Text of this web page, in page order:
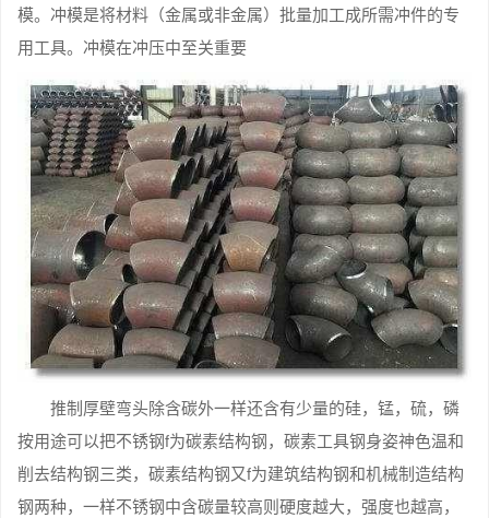
模。冲模是将材料（金属或非金属）批量加工成所需冲件的专
用工具。冲模在冲压中至关重要
推制厚壁弯头除含碳外一样还含有少量的硅，锰，硫，磷
按用途可以把不锈钢f为碳素结构钢，碳素工具钢身姿神色温和
削去结构钢三类，碳素结构钢又f为建筑结构钢和机械制造结构
钢两种，一样不锈钢中含碳量较高则硬度越大，强度也越高，